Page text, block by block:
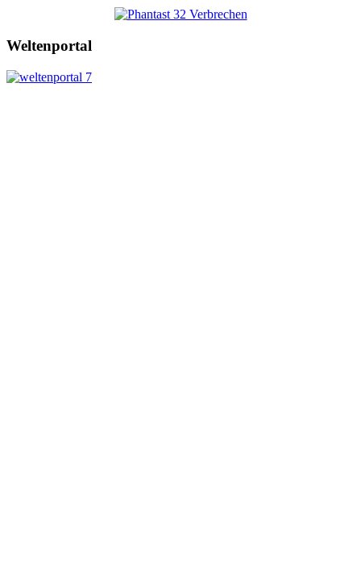
Weltenportal